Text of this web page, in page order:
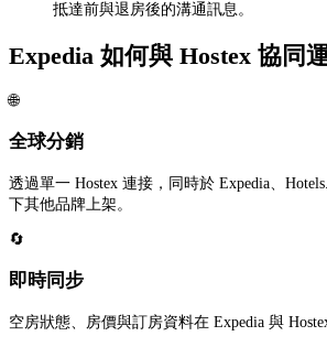
抵達前與退房後的溝通訊息。
Expedia 如何與 Hostex 協同
🌐
全球分銷
透過單一 Hostex 連接，同時於 Expedia、
下其他品牌上架。
🔄
即時同步
空房狀態、房價與訂房資料在 Expedia 與